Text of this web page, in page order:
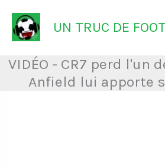
Aller
au
contenu
UN TRUC DE FOOT
VIDÉO - CR7 perd l'un
Anfield lui apporte